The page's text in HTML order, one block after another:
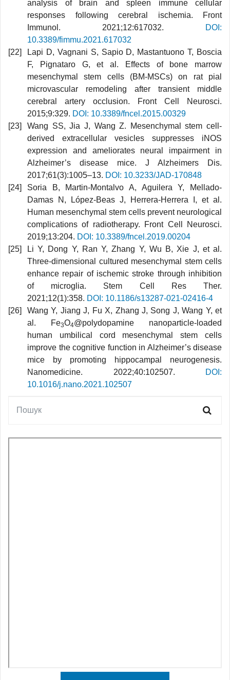
analysis of brain and spleen immune cellular
responses following cerebral ischemia. Front
Immunol. 2021;12:617032.
DOI:
10.3389/fimmu.2021.617032
Lapi D, Vagnani S, Sapio D, Mastantuono T, Boscia
F, Pignataro G, et al. Effects of bone marrow
mesenchymal stem cells (BM-MSCs) on rat pial
microvascular remodeling after transient middle
cerebral artery occlusion. Front Cell Neurosci.
2015;9:329. DOI: 10.3389/fncel.2015.00329
Wang SS, Jia J, Wang Z. Mesenchymal stem cell-
derived extracellular vesicles suppresses iNOS
expression and ameliorates neural impairment in
Alzheimer’s disease mice. J Alzheimers Dis.
2017;61(3):1005–13. DOI: 10.3233/JAD-170848
Soria B, Martin-Montalvo A, Aguilera Y, Mellado-
Damas N, López-Beas J, Herrera-Herrera I, et al.
Human mesenchymal stem cells prevent neurological
complications of radiotherapy. Front Cell Neurosci.
2019;13:204. DOI: 10.3389/fncel.2019.00204
Li Y, Dong Y, Ran Y, Zhang Y, Wu B, Xie J, et al.
Three-dimensional cultured mesenchymal stem cells
enhance repair of ischemic stroke through inhibition
of microglia. Stem Cell Res Ther.
2021;12(1):358. DOI: 10.1186/s13287-021-02416-4
Wang Y, Jiang J, Fu X, Zhang J, Song J, Wang Y, et
al. Fe3O4@polydopamine nanoparticle-loaded
human umbilical cord mesenchymal stem cells
improve the cognitive function in Alzheimer’s disease
mice by promoting hippocampal neurogenesis.
Nanomedicine. 2022;40:102507.
DOI:
10.1016/j.nano.2021.102507